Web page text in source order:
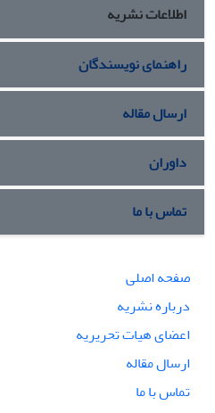
اطلاعات نشریه
راهنمای نویسندگان
ارسال مقاله
داوران
تماس با ما
صفحه اصلی
درباره نشریه
اعضای هیات تحریریه
ارسال مقاله
تماس با ما